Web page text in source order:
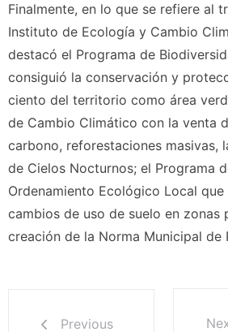
Finalmente, en lo que se refiere al
Instituto de Ecología y Cambio
destacó el Programa de
consiguió la conservación y
ciento del territorio como área
de Cambio Climático con la venta
carbono, reforestaciones masivas,
de Cielos Nocturnos; el Programa
Ordenamiento Ecológico Local
cambios de uso de suelo en zonas
creación de la Norma Municipal de
Previous